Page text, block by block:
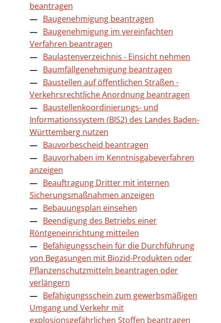
beantragen
Baugenehmigung beantragen
Baugenehmigung im vereinfachten
Verfahren beantragen
Baulastenverzeichnis - Einsicht nehmen
Baumfällgenehmigung beantragen
Baustellen auf öffentlichen Straßen -
Verkehrsrechtliche Anordnung beantragen
Baustellenkoordinierungs- und
Informationssystem (BIS2) des Landes Baden-
Württemberg nutzen
Bauvorbescheid beantragen
Bauvorhaben im Kenntnisgabeverfahren
anzeigen
Beauftragung Dritter mit internen
Sicherungsmaßnahmen anzeigen
Bebauungsplan einsehen
Beendigung des Betriebs einer
Röntgeneinrichtung mitteilen
Befähigungsschein für die Durchführung
von Begasungen mit Biozid-Produkten oder
Pflanzenschutzmitteln beantragen oder
verlängern
Befähigungsschein zum gewerbsmäßigen
Umgang und Verkehr mit
explosionsgefährlichen Stoffen beantragen